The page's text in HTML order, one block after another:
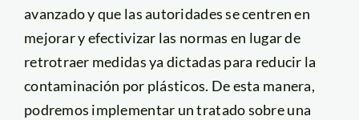
avanzado y que las autoridades se centren en
mejorar y efectivizar las normas en lugar de
retrotraer medidas ya dictadas para reducir la
contaminación por plásticos. De esta manera,
podremos implementar un tratado sobre una